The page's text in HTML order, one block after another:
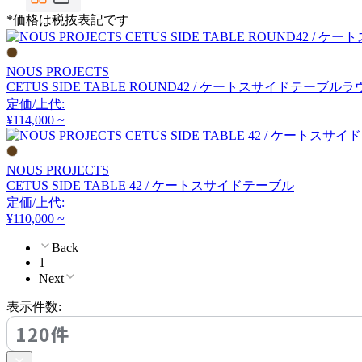
COMPLEX UNIVERSAL
FURNITURE SUPPLY
コンプレックスユニバー
サルファニチャーサプラ
イ
CondeHouse
カンディハウス
CORE ONE
コアワン
cosine
コサイン
*価格は税抜表記です
NOUS PROJECTS
CETUS SIDE TABLE ROUND42 / ケートスサイドテーブルラ
定価/上代:
¥114,000 ~
NOUS PROJECTS
CETUS SIDE TABLE 42 / ケートスサイドテーブル
定価/上代:
¥110,000 ~
Back
1
Next
表示件数:
120件